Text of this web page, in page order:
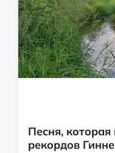
Песня,
рекордов